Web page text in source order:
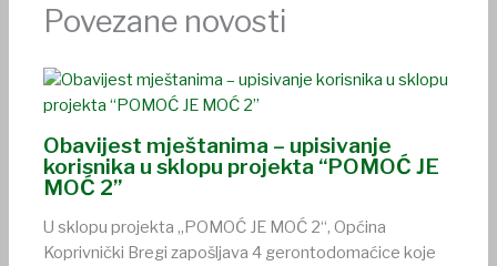
Povezane novosti
Obavijest mještanima – upisivanje
korisnika u sklopu projekta “POMOĆ JE
MOĆ 2”
U sklopu projekta „POMOĆ JE MOĆ 2“, Općina
Koprivnički Bregi zapošljava 4 gerontodomaćice koje